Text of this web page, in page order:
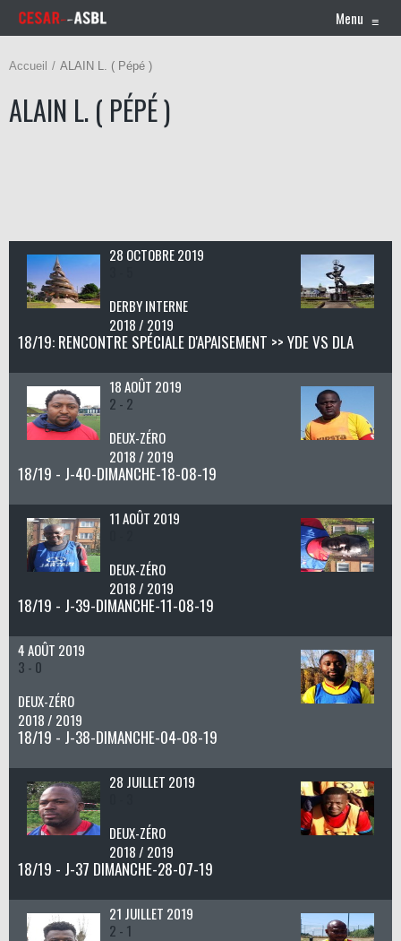
Menu ≡
Accueil ALAIN L. ( Pépé )
ALAIN L. ( PÉPÉ )
28 OCTOBRE 2019
DERBY INTERNE
2018 / 2019
18/19: RENCONTRE SPÉCIALE D'APAISEMENT >> YDE VS DLA
18 AOÛT 2019
2 - 2
DEUX-ZÉRO
2018 / 2019
18/19 - J-40-DIMANCHE-18-08-19
11 AOÛT 2019
DEUX-ZÉRO
2018 / 2019
18/19 - J-39-DIMANCHE-11-08-19
4 AOÛT 2019
3 - 0
DEUX-ZÉRO
2018 / 2019
18/19 - J-38-DIMANCHE-04-08-19
28 JUILLET 2019
DEUX-ZÉRO
2018 / 2019
18/19 - J-37 DIMANCHE-28-07-19
21 JUILLET 2019
2 - 1